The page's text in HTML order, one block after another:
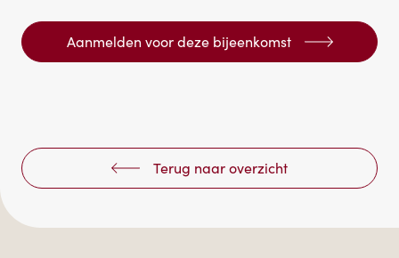
Aanmelden voor deze bijeenkomst
Terug naar overzicht